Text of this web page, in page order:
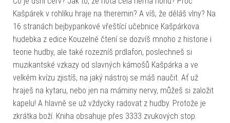
Kašpárek v rohlíku hraje na theremin? A víš, že děláš vlny? Na
16 stranách bejbypankové vřeštící učebnice Kašpárkova
hudebka z edice Kouzelné čtení se dozvíš mnoho z historie i
teorie hudby, ale také rozezníš prdlafon, poslechneš si
muzikantské vzkazy od slavných kámošů Kašpárka a ve
velkém kvízu zjistíš, na jaký nástroj se máš naučit. Ať už
hraješ na kytaru, nebo jen na máminy nervy, můžeš si založit
kapelu! A hlavně se už vždycky radovat z hudby. Protože je
zkrátka boží. Kniha obsahuje přes 3333 zvukových stop.